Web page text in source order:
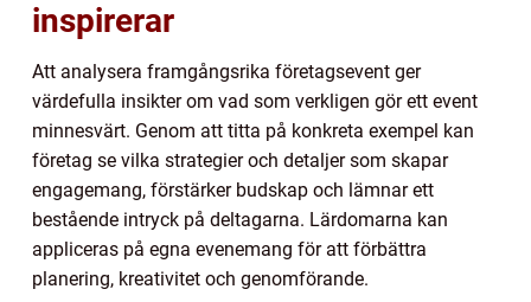
inspirerar
Att analysera framgångsrika företagsevent ger
värdefulla insikter om vad som verkligen gör ett event
minnesvärt. Genom att titta på konkreta exempel kan
företag se vilka strategier och detaljer som skapar
engagemang, förstärker budskap och lämnar ett
bestående intryck på deltagarna. Lärdomarna kan
appliceras på egna evenemang för att förbättra
planering, kreativitet och genomförande.